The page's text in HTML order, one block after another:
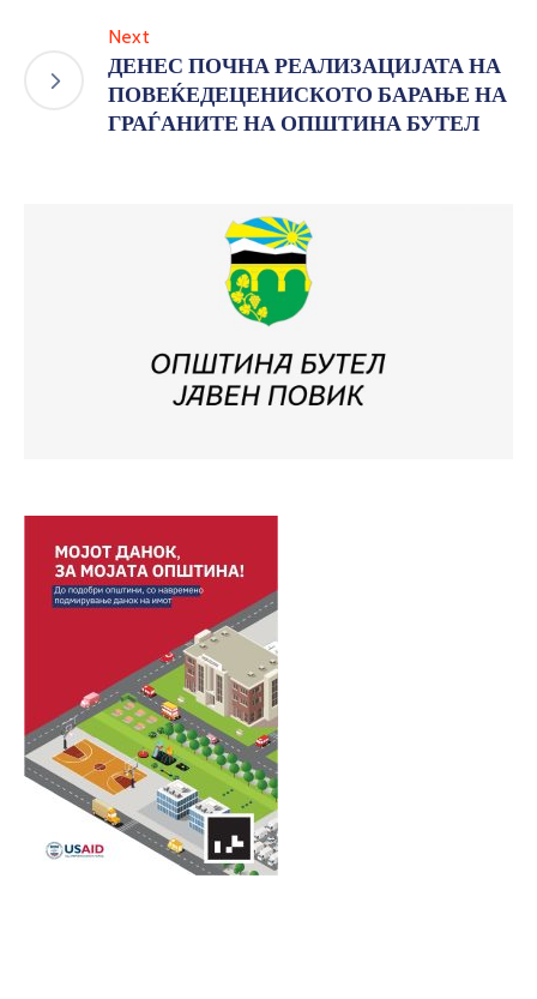
Next
ДЕНЕС ПОЧНА РЕАЛИЗАЦИЈАТА НА
ПОВЕЌЕДЕЦЕНИСКОТО БАРАЊЕ НА
ГРАЃАНИТЕ НА ОПШТИНА БУТЕЛ